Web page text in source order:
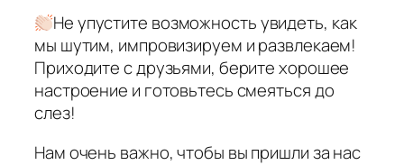
Не упустите возможность увидеть, как
мы шутим, импровизируем и развлекаем!
Приходите с друзьями, берите хорошее
настроение и готовьтесь смеяться до
слез!
Нам очень важно, чтобы вы пришли за нас